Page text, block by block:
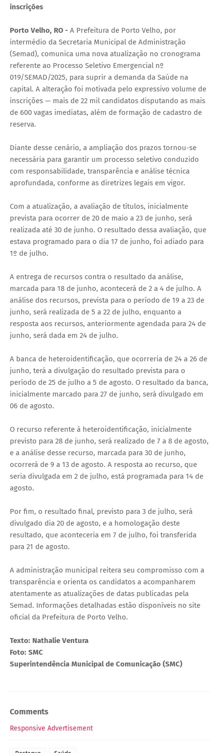
inscrições
Porto Velho, RO - A Prefeitura de Porto Velho, por
intermédio da Secretaria Municipal de Administração
(Semad), comunica uma nova atualização no cronograma
referente ao Processo Seletivo Emergencial nº
019/SEMAD/2025, para suprir a demanda da Saúde na
capital. A alteração foi motivada pelo expressivo volume de
inscrições — mais de 22 mil candidatos disputando as mais
de 600 vagas imediatas, além de formação de cadastro de
reserva.
Diante desse cenário, a ampliação dos prazos tornou-se
necessária para garantir um processo seletivo conduzido
com responsabilidade, transparência e análise técnica
aprofundada, conforme as diretrizes legais em vigor.
Com a atualização, a avaliação de títulos, inicialmente
prevista para ocorrer de 20 de maio a 23 de junho, será
realizada até 30 de junho. O resultado dessa avaliação, que
estava programado para o dia 17 de junho, foi adiado para
1º de julho.
A entrega de recursos contra o resultado da análise,
marcada para 18 de junho, acontecerá de 2 a 4 de julho. A
análise dos recursos, prevista para o período de 19 a 23 de
junho, será realizada de 5 a 22 de julho, enquanto a
resposta aos recursos, anteriormente agendada para 24 de
junho, será dada em 24 de julho.
A banca de heteroidentificação, que ocorreria de 24 a 26 de
junho, terá a divulgação do resultado prevista para o
período de 25 de julho a 5 de agosto. O resultado da banca,
inicialmente marcado para 27 de junho, será divulgado em
06 de agosto.
O recurso referente à heteroidentificação, inicialmente
previsto para 28 de junho, será realizado de 7 a 8 de agosto,
e a análise desse recurso, marcada para 30 de junho,
ocorrerá de 9 a 13 de agosto. A resposta ao recurso, que
seria divulgada em 2 de julho, está programada para 14 de
agosto.
Por fim, o resultado final, previsto para 3 de julho, será
divulgado dia 20 de agosto, e a homologação deste
resultado, que aconteceria em 7 de julho, foi transferida
para 21 de agosto.
A administração municipal reitera seu compromisso com a
transparência e orienta os candidatos a acompanharem
atentamente as atualizações de datas publicadas pela
Semad. Informações detalhadas estão disponíveis no site
oficial da Prefeitura de Porto Velho.
Texto: Nathalie Ventura
Foto: SMC
Superintendência Municipal de Comunicação (SMC)
Comments
Responsive Advertisement